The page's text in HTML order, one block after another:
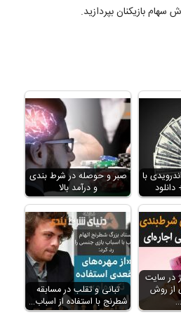
بازیکنان بپردازید.
صبر و حوصله در شرط بندی
و درآمد بالا
با
‏تبانی و تقلب در مسابقه
شطرنج با استفاده از اسباب…
در سایت
از روش